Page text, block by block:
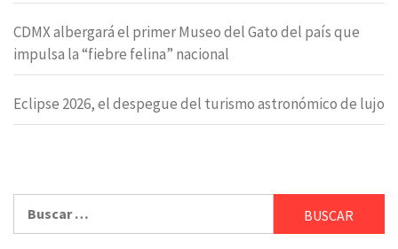
CDMX albergará el primer Museo del Gato del país que
impulsa la “fiebre felina” nacional
Eclipse 2026, el despegue del turismo astronómico de lujo